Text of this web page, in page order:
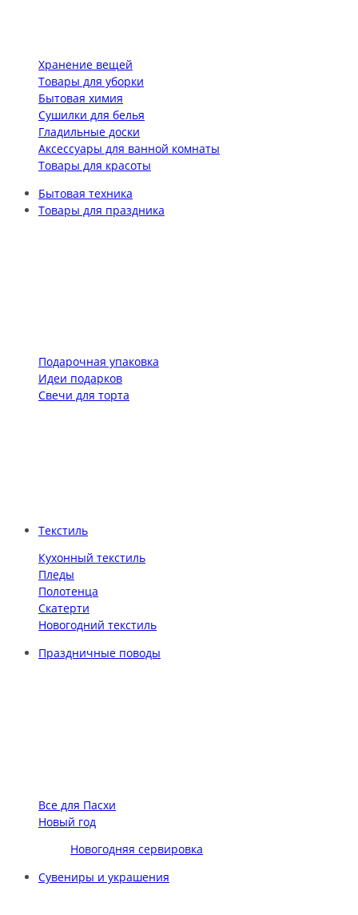
Хранение вещей
Товары для уборки
Бытовая химия
Сушилки для белья
Гладильные доски
Аксессуары для ванной комнаты
Товары для красоты
Бытовая техника
Товары для праздника
Подарочная упаковка
Идеи подарков
Свечи для торта
Текстиль
Кухонный текстиль
Пледы
Полотенца
Скатерти
Новогодний текстиль
Праздничные поводы
Все для Пасхи
Новый год
Новогодняя сервировка
Сувениры и украшения